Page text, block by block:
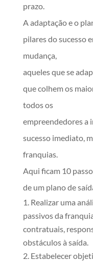
prazo.
A adaptação e o
pilares do sucesso
mudança,
aqueles que se
que colhem os
todos os
empreendedores a
sucesso imediato,
franquias.
Aqui ficam 10
de um plano de
Realizar uma
passivos da
contratuais,
obstáculos à saída.
Estabelecer